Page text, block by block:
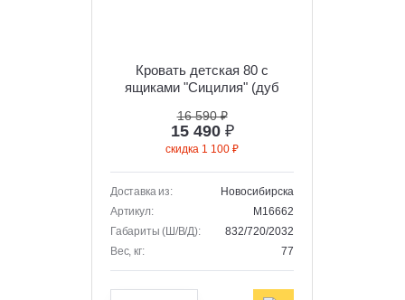
Кровать детская 80 с
ящиками "Сицилия" (дуб
16 590 ₽
15 490 ₽
скидка 1 100 ₽
Доставка из:
Новосибирска
Артикул:
M16662
Габариты (Ш/В/Д):
832/720/2032
Вес, кг:
77